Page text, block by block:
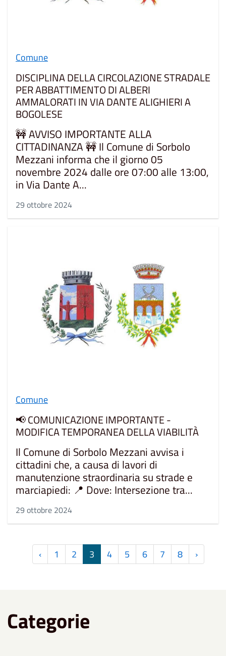
Comune
DISCIPLINA DELLA CIRCOLAZIONE STRADALE
PER ABBATTIMENTO DI ALBERI
AMMALORATI IN VIA DANTE ALIGHIERI A
BOGOLESE
🚧 AVVISO IMPORTANTE ALLA
CITTADINANZA 🚧 Il Comune di Sorbolo
Mezzani informa che il giorno 05
novembre 2024 dalle ore 07:00 alle 13:00,
in Via Dante A...
29 ottobre 2024
Comune
📢 COMUNICAZIONE IMPORTANTE -
MODIFICA TEMPORANEA DELLA VIABILITÀ
Il Comune di Sorbolo Mezzani avvisa i
cittadini che, a causa di lavori di
manutenzione straordinaria su strade e
marciapiedi: 📍 Dove: Intersezione tra...
29 ottobre 2024
‹ 1 2 3 4 5 6 7 8 ›
Categorie